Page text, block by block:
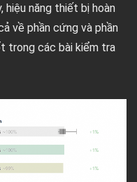
hiệu năng thiết bị hoàn
về phần cứng và phần
trong các bài kiểm tra